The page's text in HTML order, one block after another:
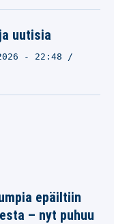
uutisia
- 22:48
epäiltiin
– nyt puhuu